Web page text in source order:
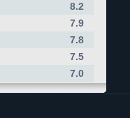
8.2
7.9
7.8
7.5
7.0